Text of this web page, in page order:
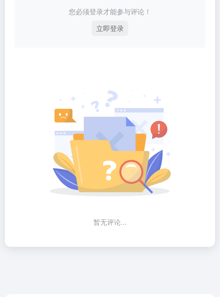
您必须登录才能参与评论！
立即登录
暂无评论...